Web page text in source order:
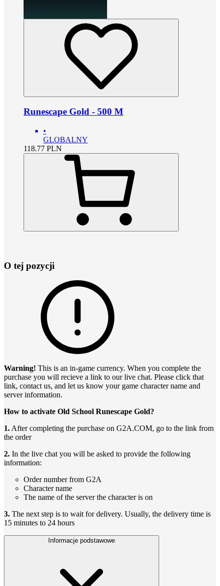
Runescape Gold - 500 M
•
GLOBALNY
118.77 PLN
O tej pozycji
Warning! This is an in-game currency. When you complete the
purchase you will recieve a link to our live chat. Please click that
link, contact us, and let us know your game character name and
server information.
How to activate Old School Runescape Gold?
1. After completing the purchase on G2A.COM, go to the link from
the order
2. In the live chat you will be asked to provide the following
information:
Order number from G2A
Character name
The name of the server the character is on
3. The next step is to wait for delivery. Usually, the delivery time is
15 minutes to 24 hours
Informacje podstawowe